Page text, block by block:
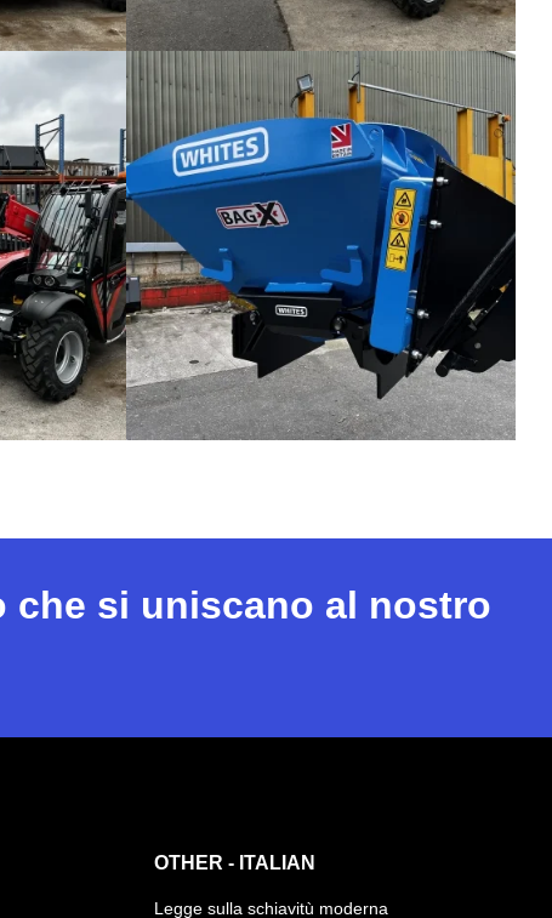
che si uniscano al nostro
OTHER - ITALIAN
Legge sulla schiavitù moderna